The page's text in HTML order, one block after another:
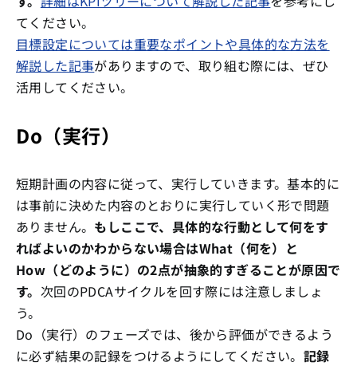
てください。
目標設定については重要なポイントや具体的な方法を
解説した記事がありますので、取り組む際には、ぜひ
活用してください。
Do（実行）
短期計画の内容に従って、実行していきます。基本的に
は事前に決めた内容のとおりに実行していく形で問題
ありません。 もしここで、具体的な行動として何をす
ればよいのかわからない場合はWhat（何を）と
How（どのように）の2点が抽象的すぎることが原因で
す。 次回のPDCAサイクルを回す際には注意しましょ
う。
Do（実行）のフェーズでは、後から評価ができるよう
に必ず結果の記録をつけるようにしてください。 記録